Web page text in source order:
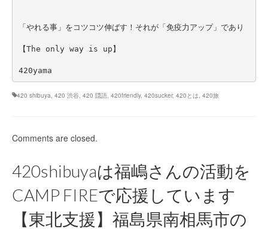
「やれる事」をコツコツ伸ばす！それが「免疫力アップ」であり
【The only way is up】
420yama
420 shibuya, 420 渋谷, 420 隠語, 420friendly, 420sucker, 420とは, 420旅
Comments are closed.
420shibuyaは福嶋さんの活動を
CAMP FIREで応援しています
【東北支援】福島県南相馬市の